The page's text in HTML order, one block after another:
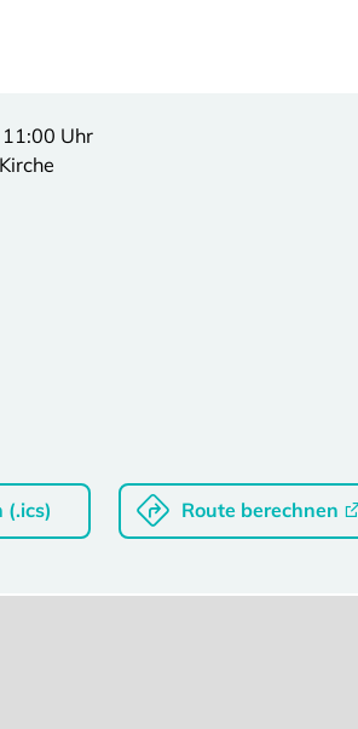
Uhr
(.ics) Route berechnen